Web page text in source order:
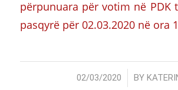
përpunuara për votim në PDK
pasqyrë për 02.03.2020 në ora
02/03/2020
/ BY